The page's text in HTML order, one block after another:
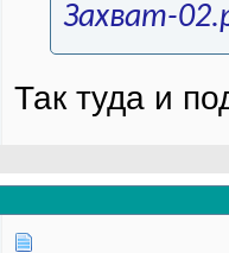
Захват-
Так туда и